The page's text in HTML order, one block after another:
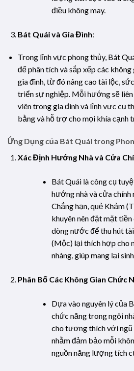
điều không may.
Bát Quái và Gia Đình:
Trong lĩnh vực phong thủy, Bát
để phân tích và sắp xếp các
gia đình, từ đó nâng cao tài lộc,
triển sự nghiệp. Mỗi hướng sẽ liên
viên trong gia đình và lĩnh vực cụ
bằng và hỗ trợ cho mọi khía cạnh
Ứng Dụng của Bát Quái trong
Xác Định Hướng Nhà và Cửa
Bát Quái là công cụ
hướng nhà và cửa chính
Chẳng hạn, quẻ Khảm
khuyên nên đặt mặt
dòng nước để thu hút
(Mộc) lại thích hợp cho
nhàng, giúp mang lại
Phân Bố Các Không Gian Chức
Dựa vào nguyên lý của
chức năng trong ngôi
cho tương thích với ngũ
nhằm đảm bảo mỗi
nguồn năng lượng tích